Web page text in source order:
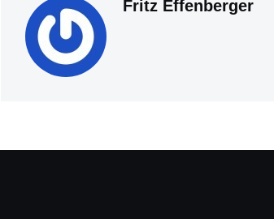
Fritz Effenberger